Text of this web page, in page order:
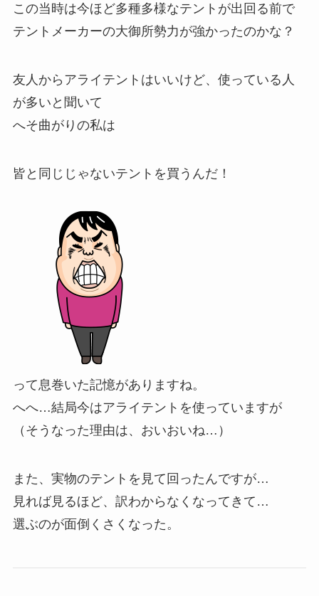
この当時は今ほど多種多様なテントが出回る前で
テントメーカーの大御所勢力が強かったのかな？
友人からアライテントはいいけど、使っている人
が多いと聞いて
へそ曲がりの私は
皆と同じじゃないテントを買うんだ！
って息巻いた記憶がありますね。
へへ…結局今はアライテントを使っていますが
（そうなった理由は、おいおいね…）
また、実物のテントを見て回ったんですが…
見れば見るほど、訳わからなくなってきて…
選ぶのが面倒くさくなった。